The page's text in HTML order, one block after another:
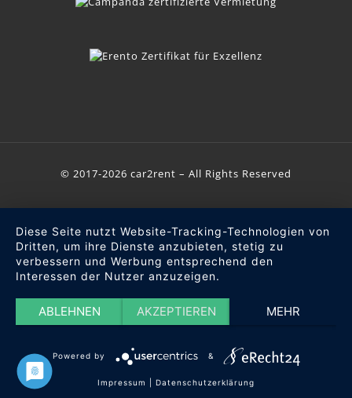
© 2017-2026 car2rent – All Rights Reserved
Diese Seite nutzt Website-Tracking-Technologien von
Dritten, um ihre Dienste anzubieten, stetig zu
verbessern und Werbung entsprechend den
Interessen der Nutzer anzuzeigen.
ABLEHNEN AKZEPTIEREN MEHR
Powered by &
Impressum Datenschutzerklärung